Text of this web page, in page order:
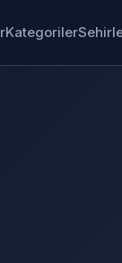
Kategoriler